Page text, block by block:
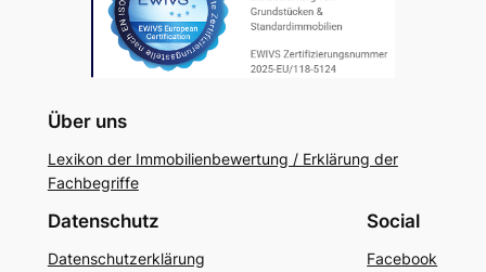
Über uns
Lexikon der Immobilienbewertung / Erklärung der
Fachbegriffe
Datenschutz
Datenschutzerklärung
Social
Facebook